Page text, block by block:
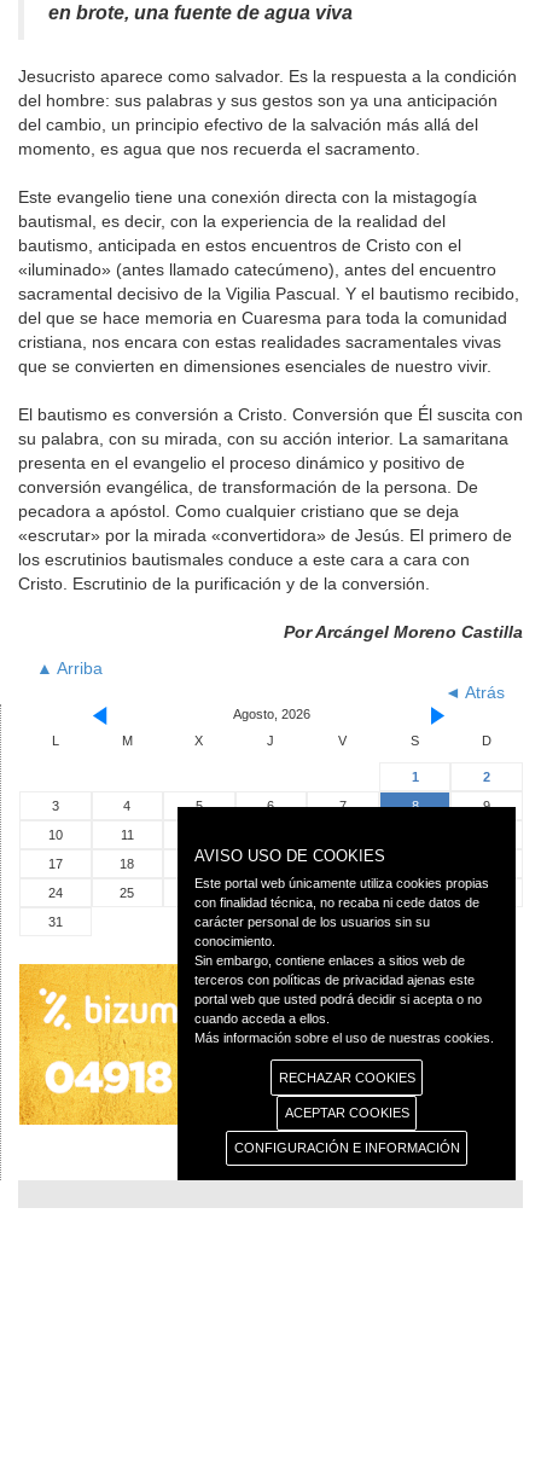
en brote, una fuente de agua viva
Jesucristo aparece como salvador. Es la respuesta a la condición
del hombre: sus palabras y sus gestos son ya una anticipación
del cambio, un principio efectivo de la salvación más allá del
momento, es agua que nos recuerda el sacramento.
Este evangelio tiene una conexión directa con la mistagogía
bautismal, es decir, con la experiencia de la realidad del
bautismo, anticipada en estos encuentros de Cristo con el
«iluminado» (antes llamado catecúmeno), antes del encuentro
sacramental decisivo de la Vigilia Pascual. Y el bautismo recibido,
del que se hace memoria en Cuaresma para toda la comunidad
cristiana, nos encara con estas realidades sacramentales vivas
que se convierten en dimensiones esenciales de nuestro vivir.
El bautismo es conversión a Cristo. Conversión que Él suscita con
su palabra, con su mirada, con su acción interior. La samaritana
presenta en el evangelio el proceso dinámico y positivo de
conversión evangélica, de transformación de la persona. De
pecadora a apóstol. Como cualquier cristiano que se deja
«escrutar» por la mirada «convertidora» de Jesús. El primero de
los escrutinios bautismales conduce a este cara a cara con
Cristo. Escrutinio de la purificación y de la conversión.
Por Arcángel Moreno Castilla
▲ Arriba
◄ Atrás
Agosto, 2026
L
M X J V S D
1
2
3
4 5 6 7 8
9
10
11
17
18 19 20 21
24
25 26 27 28 29
30
31
AVISO USO DE COOKIES
Este portal web únicamente utiliza cookies propias
con finalidad técnica, no recaba ni cede datos de
carácter personal de los usuarios sin su
conocimiento.
Sin embargo, contiene enlaces a sitios web de
terceros con políticas de privacidad ajenas este
portal web que usted podrá decidir si acepta o no
cuando acceda a ellos.
Más información sobre el uso de nuestras cookies.
RECHAZAR COOKIES
ACEPTAR COOKIES
CONFIGURACIÓN E INFORMACIÓN